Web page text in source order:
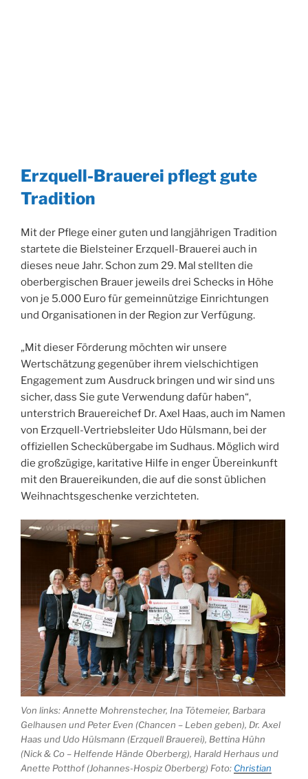
Erzquell-Brauerei pflegt gute
Tradition
Mit der Pflege einer guten und langjährigen Tradition
startete die Bielsteiner Erzquell-Brauerei auch in
dieses neue Jahr. Schon zum 29. Mal stellten die
oberbergischen Brauer jeweils drei Schecks in Höhe
von je 5.000 Euro für gemeinnützige Einrichtungen
und Organisationen in der Region zur Verfügung.
„Mit dieser Förderung möchten wir unsere
Wertschätzung gegenüber ihrem vielschichtigen
Engagement zum Ausdruck bringen und wir sind uns
sicher, dass Sie gute Verwendung dafür haben“,
unterstrich Brauereichef Dr. Axel Haas, auch im Namen
von Erzquell-Vertriebsleiter Udo Hülsmann, bei der
offiziellen Scheckübergabe im Sudhaus. Möglich wird
die großzügige, karitative Hilfe in enger Übereinkunft
mit den Brauereikunden, die auf die sonst üblichen
Weihnachtsgeschenke verzichteten.
Von links: Annette Mohrenstecher, Ina Tötemeier, Barbara
Gelhausen und Peter Even (Chancen – Leben geben), Dr. Axel
Haas und Udo Hülsmann (Erzquell Brauerei), Bettina Hühn
(Nick & Co – Helfende Hände Oberberg), Harald Herhaus und
Anette Potthof (Johannes-Hospiz Oberberg) Foto: Christian